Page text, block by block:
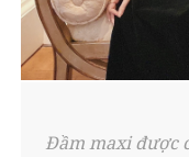
Đầm maxi được